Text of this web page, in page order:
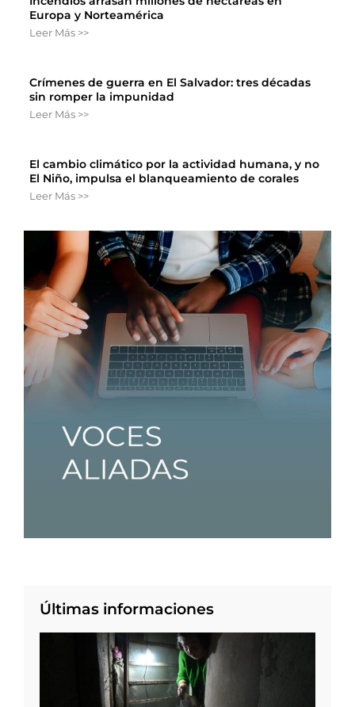
Europa y Norteamérica
Leer Más >>
Crímenes de guerra en El Salvador: tres décadas
sin romper la impunidad
Leer Más >>
El cambio climático por la actividad humana, y no
El Niño, impulsa el blanqueamiento de corales
Leer Más >>
Últimas informaciones